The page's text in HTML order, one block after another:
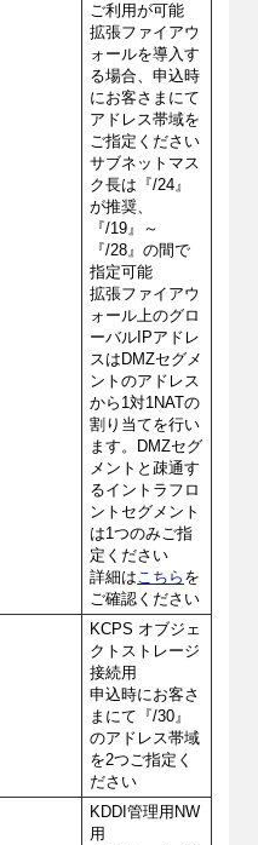
ご利用が可能
拡張ファイアウ
ォールを導入す
る場合、申込時
にお客さまにて
アドレス帯域を
ご指定ください
サブネットマス
ク長は『/24』
が推奨、
『/19』～
『/28』の間で
指定可能
拡張ファイアウ
ォール上のグロ
ーバルIPアドレ
スはDMZセグメ
ントのアドレス
から1対1NATの
割り当てを行い
ます。DMZセグ
メントと疎通す
るイントラフロ
ントセグメント
は1つのみご指
定ください
詳細はこちら を
ご確認ください
KCPS オブジェ
クトストレージ
接続用
申込時にお客さ
まにて『/30』
のアドレス帯域
を2つご指定く
ださい
KDDI管理用NW
用